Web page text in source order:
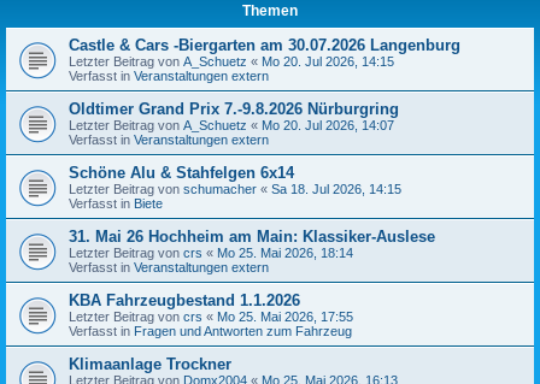
Themen
Castle & Cars -Biergarten am 30.07.2026 Langenburg
Letzter Beitrag von A_Schuetz « Mo 20. Jul 2026, 14:15
Verfasst in Veranstaltungen extern
Oldtimer Grand Prix 7.-9.8.2026 Nürburgring
Letzter Beitrag von A_Schuetz « Mo 20. Jul 2026, 14:07
Verfasst in Veranstaltungen extern
Schöne Alu & Stahfelgen 6x14
Letzter Beitrag von schumacher « Sa 18. Jul 2026, 14:15
Verfasst in Biete
31. Mai 26 Hochheim am Main: Klassiker-Auslese
Letzter Beitrag von crs « Mo 25. Mai 2026, 18:14
Verfasst in Veranstaltungen extern
KBA Fahrzeugbestand 1.1.2026
Letzter Beitrag von crs « Mo 25. Mai 2026, 17:55
Verfasst in Fragen und Antworten zum Fahrzeug
Klimaanlage Trockner
Letzter Beitrag von Domx2004 « Mo 25. Mai 2026, 16:13